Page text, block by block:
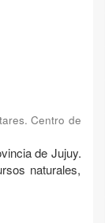
Centro de
de Jujuy.
naturales,